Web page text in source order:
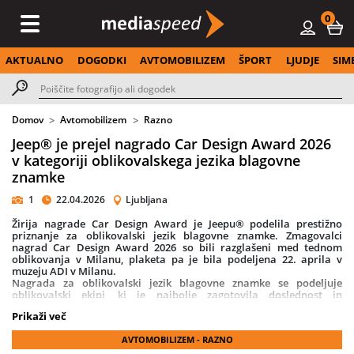
0
AKTUALNO DOGODKI AVTOMOBILIZEM ŠPORT LJUDJE
Domov Avtomobilizem Razno
Jeep® je prejel nagrado Car Design Award 2026
v kategoriji oblikovalskega jezika blagovne
znamke
1 22.04.2026 Ljubljana
Žirija nagrade Car Design Award je Jeepu® podelila prestižno
priznanje za oblikovalski jezik blagovne znamke. Zmagovalci
nagrad Car Design Award 2026 so bili razglašeni med tednom
oblikovanja v Milanu, plaketa pa je bila podeljena 22. aprila v
muzeju ADI v Milanu.
Nagrada za oblikovalski jezik blagovne znamke se podeljuje
oblikovalski ekipi, ki je najbolje zagotovila doslednost in
celotno paleto izdelkov.
Eno najbolj zaželenih priznanj v industriji
Prikaži več
AVTOMOBILIZEM - RAZNO